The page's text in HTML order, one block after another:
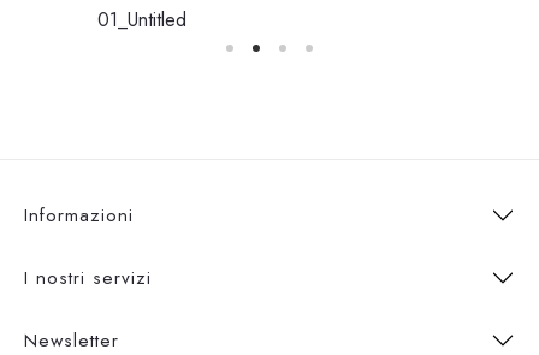
01_Untitled
Informazioni
I nostri servizi
Newsletter